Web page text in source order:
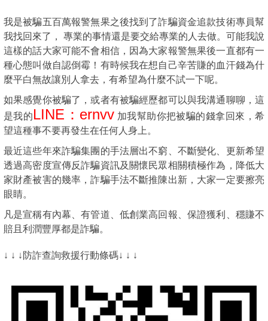
我是被騙五百萬報警無果之後找到了詐騙資金追款技術專員幫
我找回來了， 專業的事情還是要交給專業的人去做。可能我說
這樣的話大家可能不會相信，因為大家報警無果後一直都有一
種心態叫做自認倒霉！有時候我在想自己辛苦賺的血汗錢為什
麼平白無故讓別人拿去，有希望為什麼不試一下呢。
如果感覺你被騙了，或者有被騙經歷都可以與我溝通聊聊，這
是我的LINE：ernvv 加我幫助你把被騙的錢拿回來，希
望這種事不要再發生在任何人身上。
最近這些年來詐騙集團的手法層出不窮、不斷變化、更新希望
透過高密度宣傳反詐騙資訊及關懷民眾相關積極作為，降低大
家財產被害的幾率，詐騙手法不斷推陳出新，大家一定要擦亮
眼睛。
凡是宣稱有內幕、有管道、低創業高回報、保證獲利、穩賺不
賠且利潤豐厚都是詐騙。
↓ ↓ ↓防詐查詢救援行動條碼↓ ↓ ↓